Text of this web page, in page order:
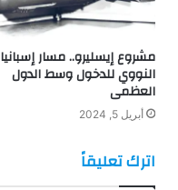
مشروع إيسليرو.. مسار إسبانيا
النووي للدخول وسط الدول
العظمى
أبريل 5, 2024
اترك تعليقاً